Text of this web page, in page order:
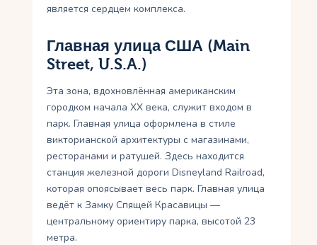
является сердцем комплекса.
Главная улица США (Main
Street, U.S.A.)
Эта зона, вдохновлённая американским
городком начала XX века, служит входом в
парк. Главная улица оформлена в стиле
викторианской архитектуры с магазинами,
ресторанами и ратушей. Здесь находится
станция железной дороги Disneyland Railroad,
которая опоясывает весь парк. Главная улица
ведёт к Замку Спящей Красавицы —
центральному ориентиру парка, высотой 23
метра.